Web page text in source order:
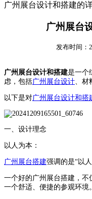
广州展台设计和搭建的
广州展台
发布时间：
广州展台设计和搭建是一个
虑，包括广州展台设计、材
以下是对广州展台设计和搭
一、设计理念
以人为本：
广州展台搭建强调的是“以
一个好的广州展台搭建，
一个舒适、便捷的参观环境。